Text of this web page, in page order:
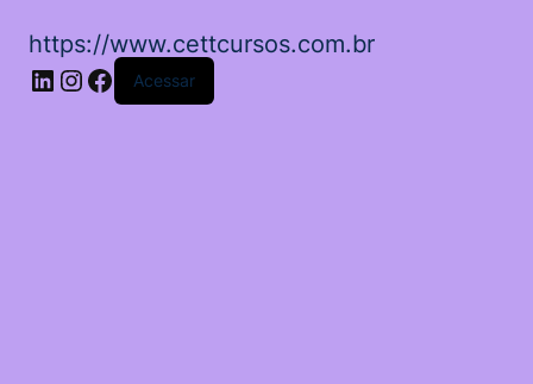
https://www.cettcursos.com.br
LinkedIn
Instagram
Facebook
Acessar